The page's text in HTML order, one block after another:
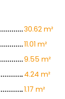
30.62 m²
11.01 m²
9.55 m²
4.24 m²
1.17 m²